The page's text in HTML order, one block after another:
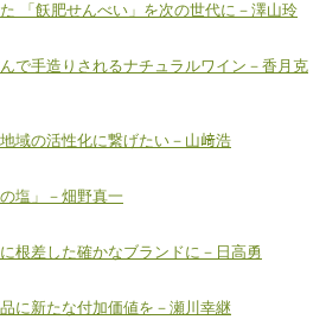
「飫肥せんべい」を次の世代に－澤山玲
で手造りされるナチュラルワイン－香月克
域の活性化に繋げたい－山﨑浩
塩」－畑野真一
根差した確かなブランドに－日高勇
に新たな付加価値を－瀬川幸継